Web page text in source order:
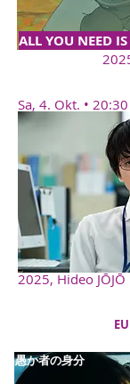
ALL YOU NEED
Sa, 4. Okt. • 20:30
2025, Hideo JŌJŌ
愚か者の身分